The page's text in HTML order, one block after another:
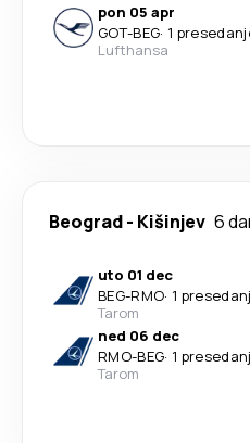
pon 05 apr
GOT-BEG· 1
Lufthansa
Beograd- Kišinjev 6
uto 01 dec
BEG-RMO· 1
Tarom
ned 06 dec
RMO-BEG· 1
Tarom